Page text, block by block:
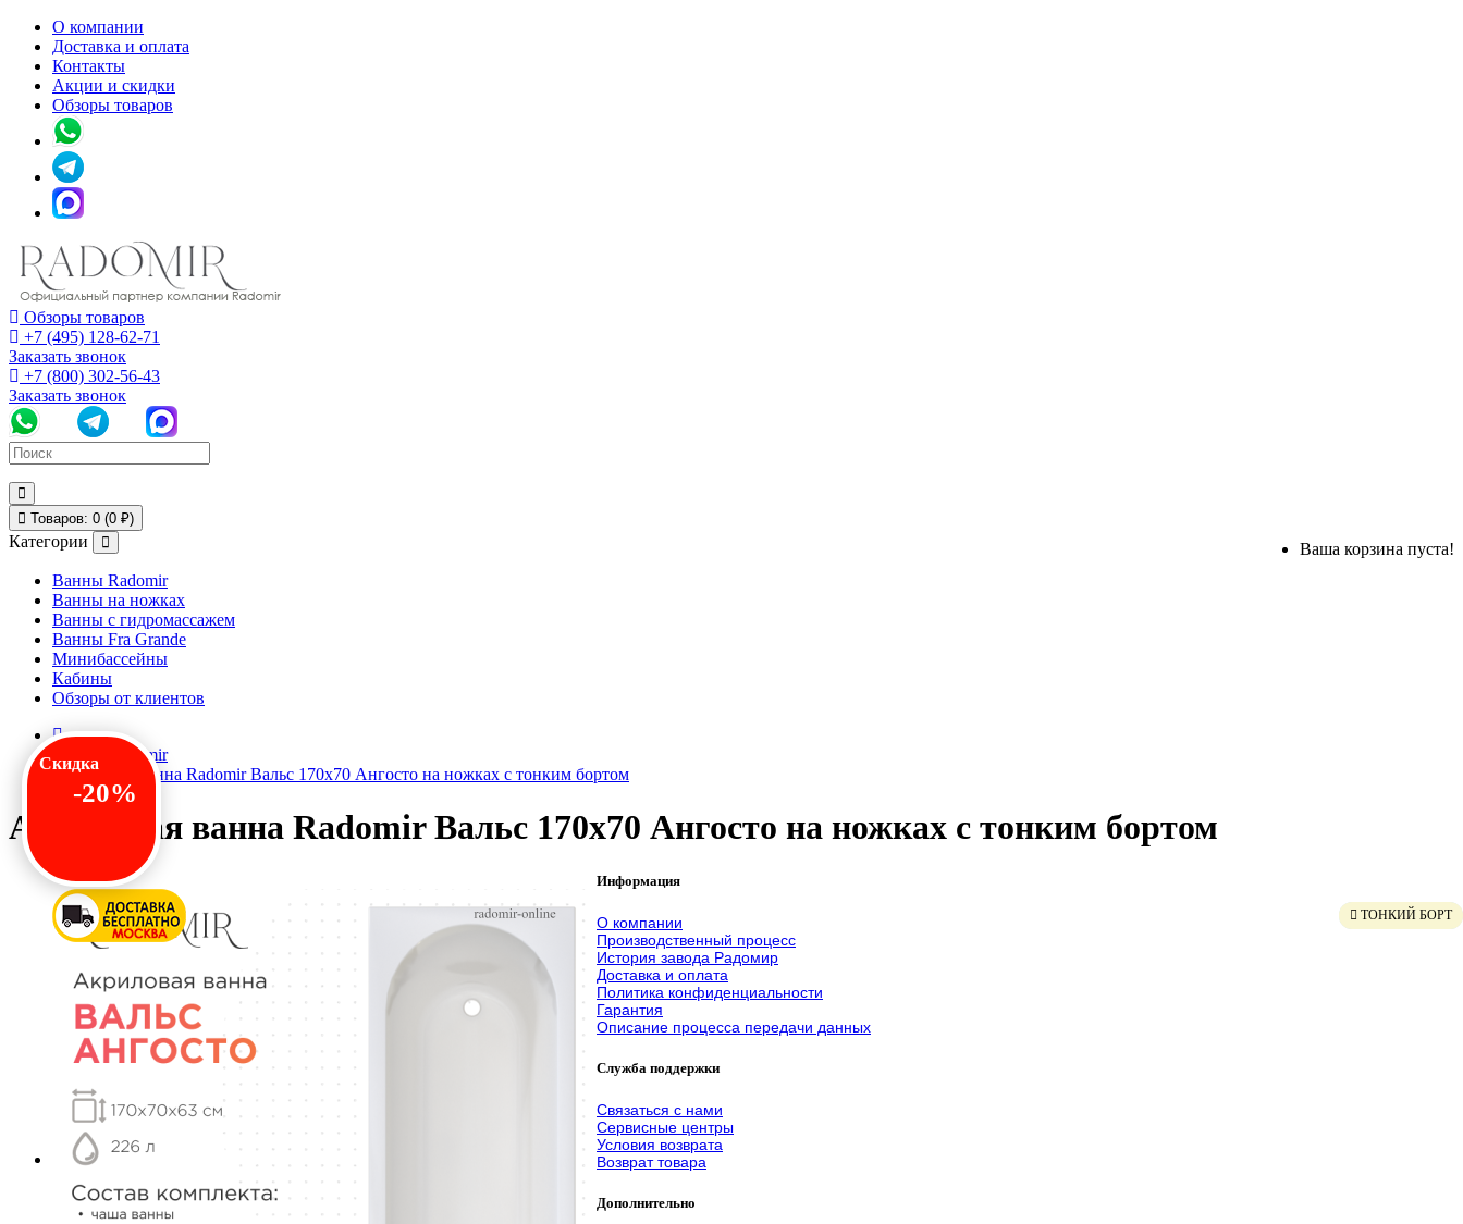
О компании
Доставка и оплата
Контакты
Акции и скидки
Обзоры товаров
Обзоры товаров
+7 (495) 128-62-71
Заказать звонок
+7 (800) 302-56-43
Заказать звонок
Товаров: 0 (0 ₽)
Ваша корзина пуста!
Категории
Ванны Radomir
Ванны на ножках
Ванны с гидромассажем
Ванны Fra Grande
Минибассейны
Кабины
Обзоры от клиентов
Ванны Radomir
Акриловая ванна Radomir Вальс 170x70 Ангосто на ножках с тонким бортом
Акриловая ванна Radomir Вальс 170x70 Ангосто на ножках с тонким бортом
ГЛАДКОЕ ДНО
ТОНКИЙ БОРТ
Скидка
-20%
Информация
О компании
Производственный процесс
История завода Радомир
Доставка и оплата
Политика конфиденциальности
Гарантия
Описание процесса передачи данных
Служба поддержки
Связаться с нами
Сервисные центры
Условия возврата
Возврат товара
Дополнительно